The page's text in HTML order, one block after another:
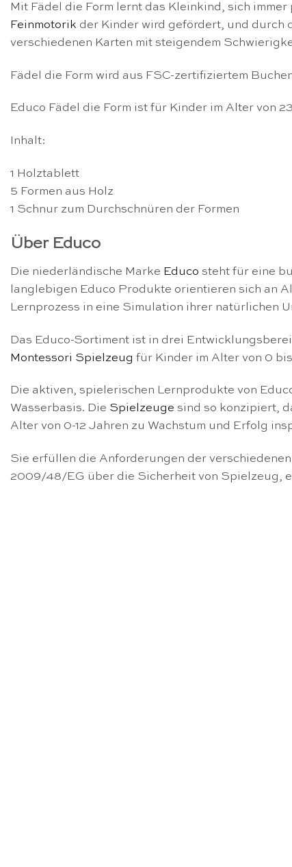
Mit Fädel die Form lernt das Kleinkind, sich
Feinmotorik der Kinder wird gefördert, und durch
verschiedenen Karten mit steigendem
Fädel die Form wird aus FSC-zertifiziertem
Educo Fädel die Form ist für Kinder im Alter von
Inhalt:
1 Holztablett
5 Formen aus Holz
1 Schnur zum Durchschnüren der Formen
Über Educo
Die niederländische Marke Educo steht für eine
langlebigen Educo Produkte orientieren sich an
Lernprozess in eine Simulation ihrer natürlichen
Das Educo-Sortiment ist in drei
Montessori Spielzeug für Kinder im Alter von 0
Die aktiven, spielerischen Lernprodukte von
Wasserbasis. Die Spielzeuge sind so konzipiert,
Alter von 0-12 Jahren zu Wachstum und Erfolg
Sie erfüllen die Anforderungen der
2009/48/EG über die Sicherheit von Spielzeug,